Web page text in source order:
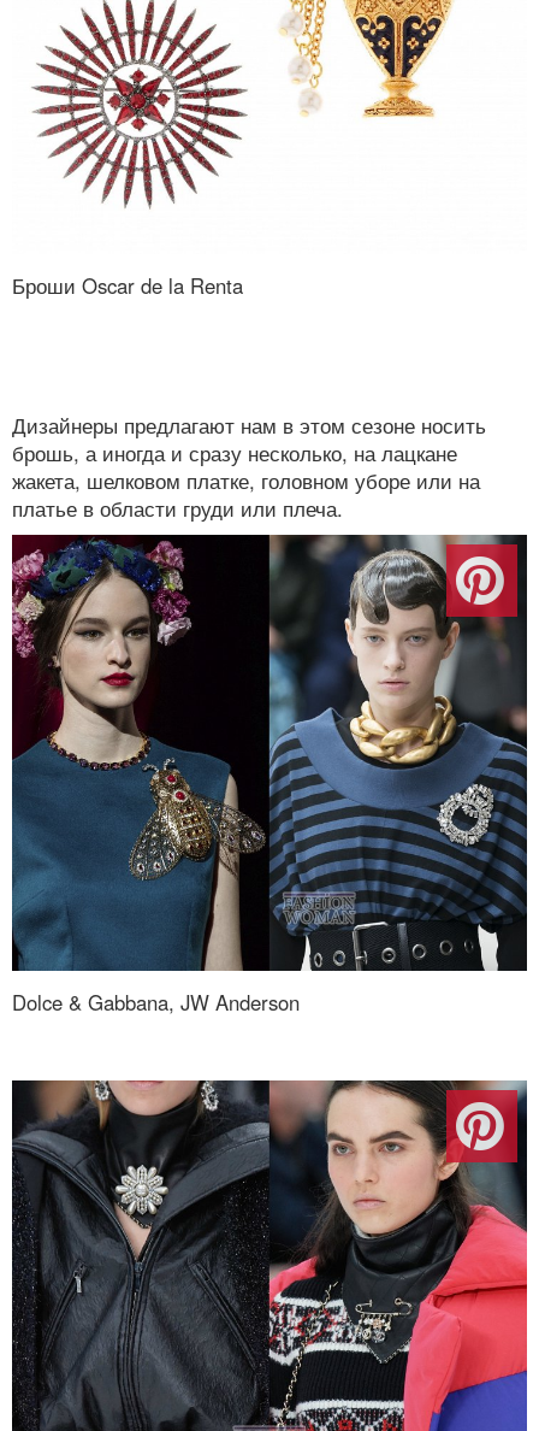
Броши Oscar de la Renta
Дизайнеры предлагают нам в этом сезоне носить
брошь, а иногда и сразу несколько, на лацкане
жакета, шелковом платке, головном уборе или на
платье в области груди или плеча.
Dolce & Gabbana, JW Anderson